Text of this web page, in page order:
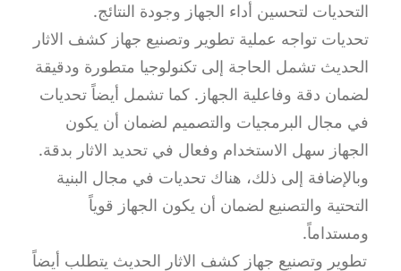
التحديات لتحسين أداء الجهاز وجودة النتائج.
تحديات تواجه عملية تطوير وتصنيع جهاز كشف الاثار
الحديث تشمل الحاجة إلى تكنولوجيا متطورة ودقيقة
لضمان دقة وفاعلية الجهاز. كما تشمل أيضاً تحديات
في مجال البرمجيات والتصميم لضمان أن يكون
الجهاز سهل الاستخدام وفعال في تحديد الاثار بدقة.
وبالإضافة إلى ذلك، هناك تحديات في مجال البنية
التحتية والتصنيع لضمان أن يكون الجهاز قوياً
ومستداماً.
تطوير وتصنيع جهاز كشف الاثار الحديث يتطلب أيضاً